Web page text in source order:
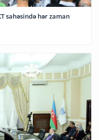
sahəsində hər zaman